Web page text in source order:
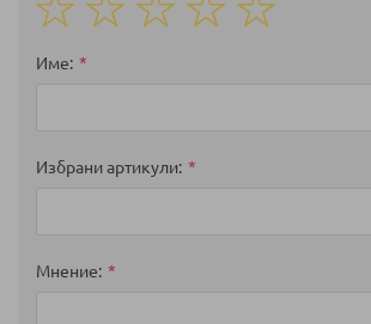
star
stars
stars
stars
stars
Име
Избрани артикули
Мнение